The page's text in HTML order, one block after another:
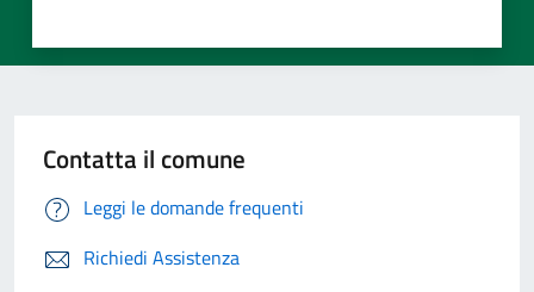
Contatta il comune
Leggi le domande frequenti
Richiedi Assistenza